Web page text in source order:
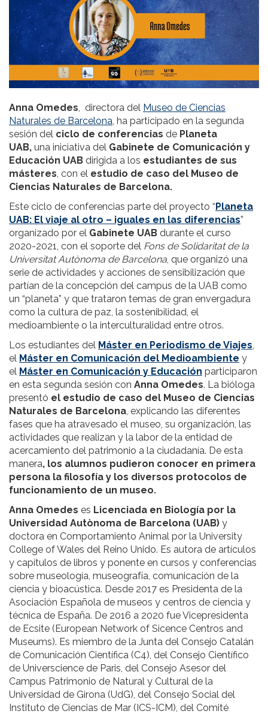
Anna Omedes, directora del Museo de Ciencias
Naturales de Barcelona, ha participado en la segunda
sesión del ciclo de conferencias de Planeta
UAB, una iniciativa del Gabinete de Comunicación y
Educación UAB dirigida a los estudiantes de sus
másteres, con el estudio de caso del Museo de
Ciencias Naturales de Barcelona.
Este ciclo de conferencias parte del proyecto “ Planeta
UAB: El viaje al otro – iguales en las diferencias”
organizado por el Gabinete UAB durante el curso
2020-2021, con el soporte del Fons de Solidaritat de la
Universitat Autònoma de Barcelona, que organizó una
serie de actividades y acciones de sensibilización que
partían de la concepción del campus de la UAB como
un “planeta” y que trataron temas de gran envergadura
como la cultura de paz, la sostenibilidad, el
medioambiente o la interculturalidad entre otros.
Los estudiantes del Máster en Periodismo de Viajes,
el Máster en Comunicación del Medioambiente y
el Máster en Comunicación y Educación participaron
en esta segunda sesión con Anna Omedes. La bióloga
presentó el estudio de caso del Museo de Ciencias
Naturales de Barcelona, explicando las diferentes
fases que ha atravesado el museo, su organización, las
actividades que realizan y la labor de la entidad de
acercamiento del patrimonio a la ciudadanía. De esta
manera, los alumnos pudieron conocer en primera
persona la filosofía y los diversos protocolos de
funcionamiento de un museo.
Anna Omedes es Licenciada en Biología por la
Universidad Autònoma de Barcelona (UAB) y
doctora en Comportamiento Animal por la University
College of Wales del Reino Unido. Es autora de artículos
y capítulos de libros y ponente en cursos y conferencias
sobre museología, museografía, comunicación de la
ciencia y bioacústica. Desde 2017 es Presidenta de la
Asociación Española de museos y centros de ciencia y
técnica de España. De 2016 a 2020 fue Vicepresidenta
de Ecsite (European Network of Sicence Centros and
Museums). Es miembro de la Junta del Consejo Catalán
de Comunicación Científica (C4), del Consejo Científico
de Universcience de Paris, del Consejo Asesor del
Campus Patrimonio de Natural y Cultural de la
Universidad de Girona (UdG), del Consejo Social del
Instituto de Ciencias de Mar (ICS-ICM), del Comité